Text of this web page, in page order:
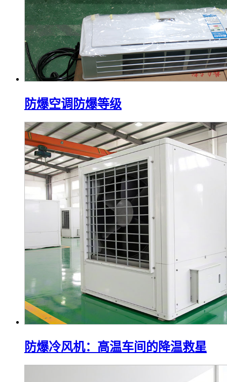
防爆空调防爆等级
防爆冷风机：高温车间的降温救星